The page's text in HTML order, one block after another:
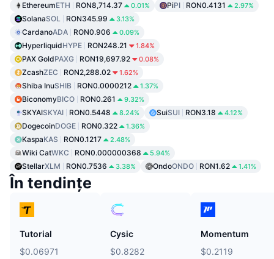
EthereumETH RON8,714.37 0.01% PiPI RON0.4131 2.97%
SolanaSOL RON345.99 3.13%
CardanoADA RON0.906 0.09%
HyperliquidHYPE RON248.21 1.84%
PAX GoldPAXG RON19,697.92 0.08%
ZcashZEC RON2,288.02 1.62%
Shiba InuSHIB RON0.0000212 1.37%
BiconomyBICO RON0.261 9.32%
SKYAISKYAI RON0.5448 8.24% SuiSUI RON3.18 4.12%
DogecoinDOGE RON0.322 1.36%
KaspaKAS RON0.1217 2.48%
Wiki CatWKC RON0.000000368 5.94%
StellarXLM RON0.7536 3.38% OndoONDO RON1.62 1.41%
În tendințe
Tutorial
$0.06971
Cysic
$0.8282
Momentum
$0.2119